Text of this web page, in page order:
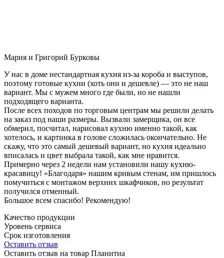
Мария и Григорий Бурковы
У нас в доме нестандартная кухня из-за короба и выступов,
поэтому готовые кухни (хоть они и дешевле) — это не наш
вариант. Мы с мужем много где были, но не нашли
подходящего варианта.
После всех походов по торговым центрам мы решили делать
на заказ под наши размеры. Вызвали замерщика, он все
обмерил, посчитал, нарисовал кухню именно такой, как
хотелось, и картинка в голове сложилась окончательно. Не
скажу, что это самый дешевый вариант, но кухня идеально
вписалась и цвет выбрала такой, как мне нравится.
Примерно через 2 недели нам установили нашу кухню-
красавицу! «Благодаря» нашим кривым стенам, им пришлось
помучиться с монтажом верхних шкафчиков, но результат
получился отменный.
Большое всем спасибо! Рекомендую!
Качество продукции
Уровень сервиса
Срок изготовления
Оставить отзыв
Оставить отзыв на товар Планитиа